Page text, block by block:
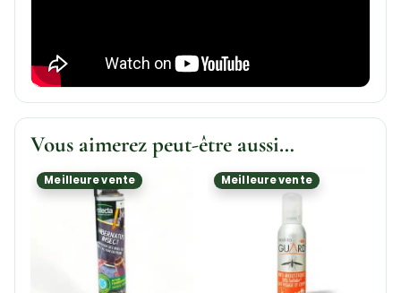
Vous aimerez peut-être aussi…
Meilleure vente Meilleure vente